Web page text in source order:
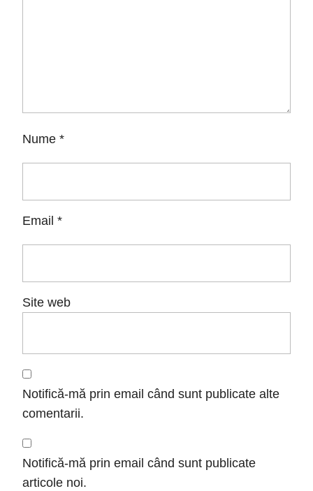
Nume *
Email *
Site web
Notifică-mă prin email când sunt publicate alte
comentarii.
Notifică-mă prin email când sunt publicate
articole noi.